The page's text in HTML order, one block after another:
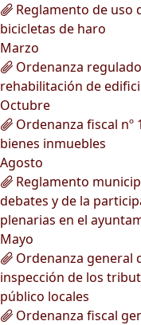
Reglamento de uso
bicicletas de haro
Marzo
Ordenanza
rehabilitación de
Octubre
Ordenanza fiscal
bienes inmuebles
Agosto
Reglamento
debates y de la
plenarias en el
Mayo
Ordenanza general
inspección de los
público locales
Ordenanza fiscal